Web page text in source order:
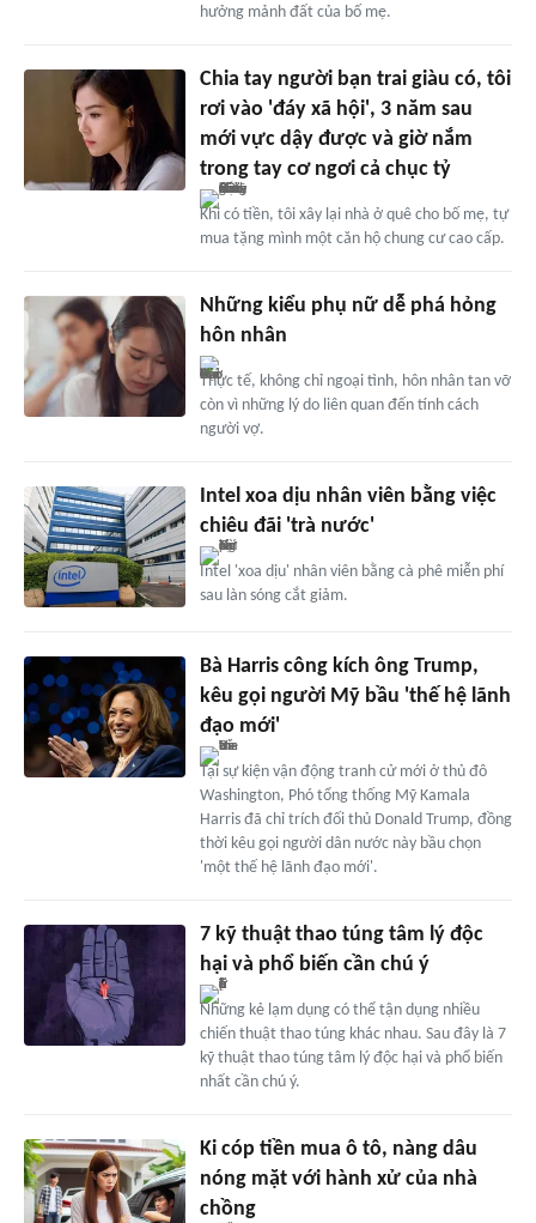
hưởng mảnh đất của bố mẹ.
Chia tay người bạn trai giàu có, tôi
rơi vào 'đáy xã hội', 3 năm sau
mới vực dậy được và giờ nắm
trong tay cơ ngơi cả chục tỷ
Khi có tiền, tôi xây lại nhà ở quê cho bố mẹ, tự
mua tặng mình một căn hộ chung cư cao cấp.
Những kiểu phụ nữ dễ phá hỏng
hôn nhân
Thực tế, không chỉ ngoại tình, hôn nhân tan vỡ
còn vì những lý do liên quan đến tính cách
người vợ.
Intel xoa dịu nhân viên bằng việc
chiêu đãi 'trà nước'
Intel 'xoa dịu' nhân viên bằng cà phê miễn phí
sau làn sóng cắt giảm.
Bà Harris công kích ông Trump,
kêu gọi người Mỹ bầu 'thế hệ lãnh
đạo mới'
Tại sự kiện vận động tranh cử mới ở thủ đô
Washington, Phó tổng thống Mỹ Kamala
Harris đã chỉ trích đối thủ Donald Trump, đồng
thời kêu gọi người dân nước này bầu chọn
'một thế hệ lãnh đạo mới'.
7 kỹ thuật thao túng tâm lý độc
hại và phổ biến cần chú ý
Những kẻ lạm dụng có thể tận dụng nhiều
chiến thuật thao túng khác nhau. Sau đây là 7
kỹ thuật thao túng tâm lý độc hại và phổ biến
nhất cần chú ý.
Ki cóp tiền mua ô tô, nàng dâu
nóng mặt với hành xử của nhà
chồng